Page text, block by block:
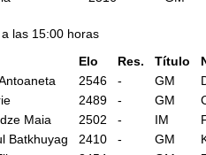
las 15:00 horas
Elo Res. Título
2546 - GM
2489 - GM
Maia 2502 - IM
Batkhuyag 2410 - GM